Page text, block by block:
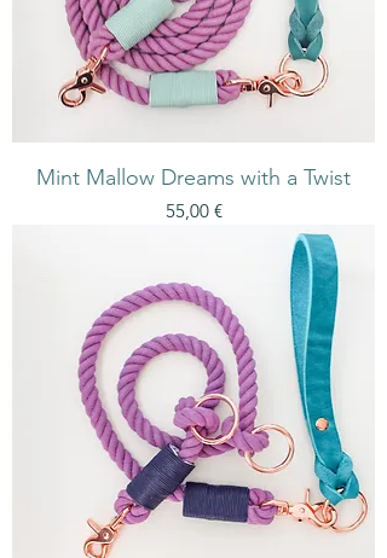
Mint Mallow Dreams with a Twist
Preis
55,00 €